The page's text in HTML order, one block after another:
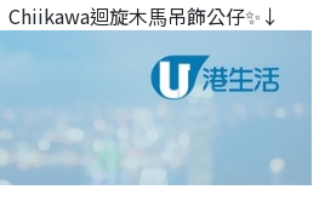
迴旋木⾺吊飾公仔✨↓